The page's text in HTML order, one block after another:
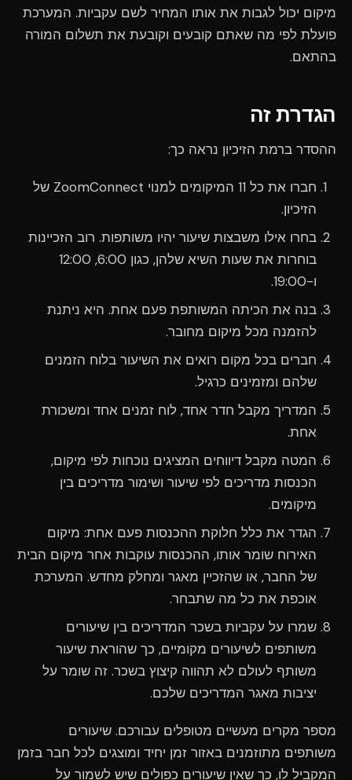
מיקום יכול לגבות את אותו המחיר לשם עקביות. המערכת
פועלת לפי מה שאתם קובעים וקובעת את תשלום המורה
בהתאם.
הגדרת זה
ההסדר ברמת הזיכיון נראה כך:
חברו את כל 11 המיקומים למנוי ZoomConnect של
הזיכיון.
בחרו אילו משבצות שיעור יהיו משותפות. רוב הזכיינות
בוחרות את שעות השיא שלהן, כגון 6:00, 12:00
ו-19:00.
בנה את הכיתה המשותפת פעם אחת. היא ניתנת
להזמנה מכל מיקום מחובר.
חברים בכל מקום רואים את השיעור בלוח הזמנים
שלהם ומזמינים כרגיל.
המדריך מקבל חדר אחד, לוח זמנים אחד ומשכורת
אחת.
המטה מקבל דיווחים המציגים נוכחות לפי מיקום,
הכנסות מדריכים לפי שיעור ושימור מדריכים בין
מיקומים.
הגדר את כלל חלוקת ההכנסות פעם אחת: מיקום
האירוח שומר אותו, ההכנסות עוקבות אחר מיקום הבית
של החבר, או שהזכיין מאגר ומחלק מחדש. המערכת
אוכפת את כל מה שתבחר.
שמרו על עקביות בשכר המדריכים בין שיעורים
משותפים לשיעורים מקומיים, כך שהוראת שיעור
משותף לעולם לא תהווה קיצוץ בשכר. זה שומר על
יציבות מאגר המדריכים שלכם.
מספר מקרים מעשיים מטופלים עבורכם. שיעורים
משותפים מתוזמנים באזור זמן יחיד ומוצגים לכל חבר בזמן
המקביל לו, כך שאין שיעורים כפולים שיש לשמור על